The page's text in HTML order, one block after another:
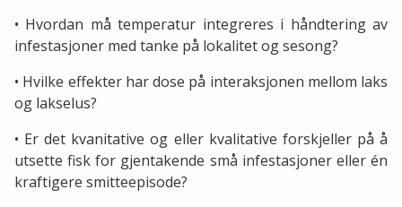
• Hvordan må temperatur integreres i håndtering av
infestasjoner med tanke på lokalitet og sesong?
• Hvilke effekter har dose på interaksjonen mellom laks
og lakselus?
• Er det kvanitative og eller kvalitative forskjeller på å
utsette fisk for gjentakende små infestasjoner eller én
kraftigere smitteepisode?